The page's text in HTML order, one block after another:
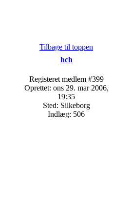
Tilbage til toppen
hch
Registeret medlem #399
Oprettet: ons 29. mar 2006,
19:35
Sted: Silkeborg
Indlæg: 506